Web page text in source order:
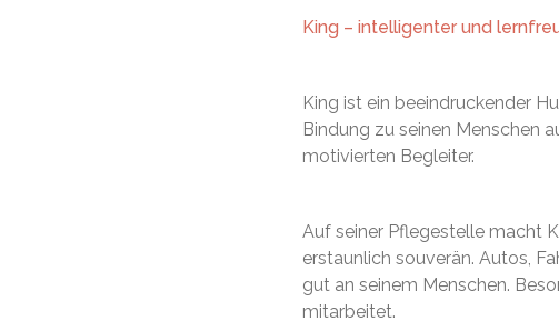
King – intelligenter und
King ist ein beeindruckender
Bindung zu seinen Menschen
motivierten Begleiter.
Auf seiner Pflegestelle macht
erstaunlich souverän. Autos,
gut an seinem Menschen.
mitarbeitet.